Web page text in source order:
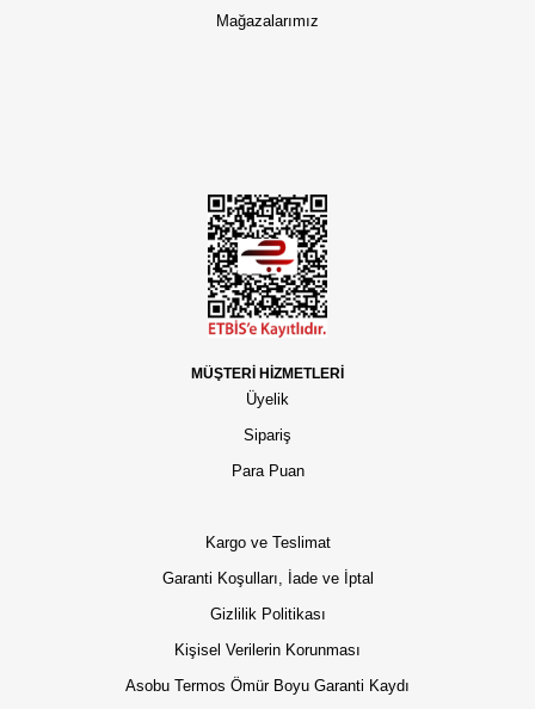
Mağazalarımız
MÜŞTERİ HİZMETLERİ
Üyelik
Sipariş
Para Puan
Kargo ve Teslimat
Garanti Koşulları, İade ve İptal
Gizlilik Politikası
Kişisel Verilerin Korunması
Asobu Termos Ömür Boyu Garanti Kaydı